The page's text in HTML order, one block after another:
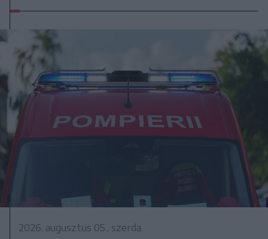
2026. augusztus 05., szerda